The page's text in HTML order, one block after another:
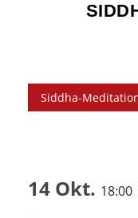
Siddha-
14 Okt. 18:00